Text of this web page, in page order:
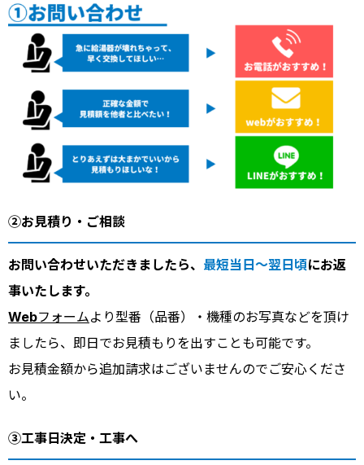
②お見積り・ご相談
お問い合わせいただきましたら、 最短当日～翌日頃にお返
事いたします。
Webフォームより型番（品番）・機種のお写真などを頂け
ましたら、即日でお見積もりを出すことも可能です。
お見積金額から追加請求はございませんのでご安心くださ
い。
③工事日決定・工事へ